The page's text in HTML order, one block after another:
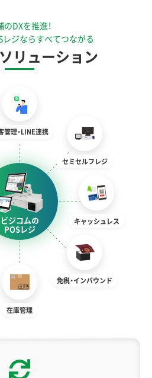
のDXを推進！
レジならすべてつながる
リューション
ビジコムの
POSレジ
管理・LINE連携
セミセルフレジ
キャッシュレス
免税・インバウンド
在庫管理